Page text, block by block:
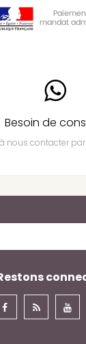
Besoin de
nous contacter